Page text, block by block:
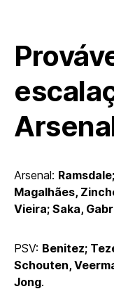
Arsenal:
Magalhães,
Vieira; Saka,
PSV: Benitez;
Schouten,
Jong.